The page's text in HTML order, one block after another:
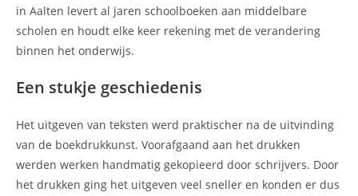
in Aalten levert al jaren schoolboeken aan middelbare
scholen en houdt elke keer rekening met de verandering
binnen het onderwijs.
Een stukje geschiedenis
Het uitgeven van teksten werd praktischer na de uitvinding
van de boekdrukkunst. Voorafgaand aan het drukken
werden werken handmatig gekopieerd door schrijvers. Door
het drukken ging het uitgeven veel sneller en konden er dus